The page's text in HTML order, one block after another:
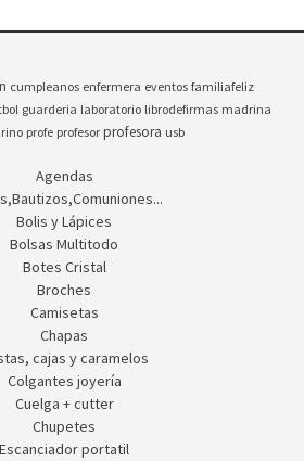
cumpleanos enfermera eventos familiafeliz
guarderia laboratorio librodefirmas madrina
profe profesor profesora usb
Agendas
Bolis y Lápices
Bolsas Multitodo
Botes Cristal
Broches
Camisetas
Chapas
cajas y caramelos
Colgantes joyería
Cuelga + cutter
Chupetes
Escanciador portatil